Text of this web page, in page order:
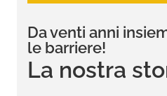
Da venti anni
le barriere!
La nostra